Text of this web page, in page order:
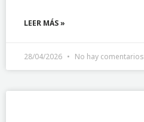
LEER MÁS »
28/04/2026 No hay comentarios